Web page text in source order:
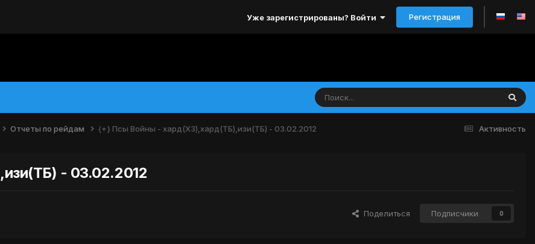
Уже зарегистрированы? Войти Регистрация
Активность
Отчеты по рейдам {+} Псы Войны - хард(ХЗ),хард(ТБ),изи(ТБ) - 03.02.2012
- 03.02.2012
Поделиться Подписчики 0